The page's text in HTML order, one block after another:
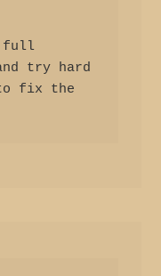
full
try hard
fix the